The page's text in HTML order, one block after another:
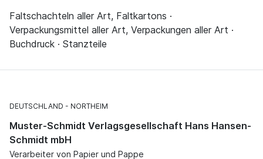
Faltschachteln aller Art, Faltkartons ·
Verpackungsmittel aller Art, Verpackungen aller Art ·
Buchdruck · Stanzteile
DEUTSCHLAND NORTHEIM
Muster-Schmidt Verlagsgesellschaft Hans Hansen-
Schmidt mbH
Verarbeiter von Papier und Pappe